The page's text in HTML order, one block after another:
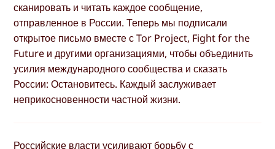
сканировать и читать каждое сообщение,
отправленное в России. Теперь мы подписали
открытое письмо вместе с Tor Project, Fight for the
Future и другими организациями, чтобы объединить
усилия международного сообщества и сказать
России: Остановитесь. Каждый заслуживает
неприкосновенности частной жизни.
Российские власти усиливают борьбу с